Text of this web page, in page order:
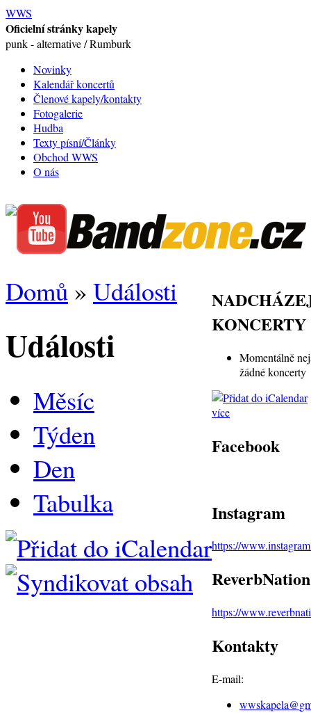
WWS
Oficielní stránky kapely
punk - alternative / Rumburk
Novinky
Kalendář koncertů
Členové kapely/kontakty
Fotogalerie
Hudba
Texty písní/Články
Obchod WWS
O nás
Domů » Události
Události
Měsíc
Týden
Den
Tabulka
KONCERTY
Momentálně
žádné koncerty
více
Facebook
Instagram
https://
ReverbNation
https://
Kontakty
E-mail:
wwskapela@